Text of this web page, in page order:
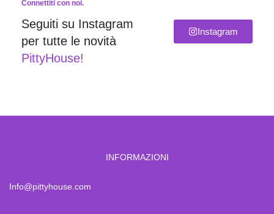
Connettiti con noi.
Seguiti su Instagram
per tutte le novità
PittyHouse!
Instagram
INFORMAZIONI
Info@pittyhouse.com